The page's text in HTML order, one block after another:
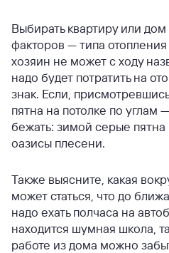
Выбирать квартиру или
факторов — типа отопления
хозяин не может с ходу
надо будет потратить на
знак. Если,
пятна на потолке по углам
бежать: зимой серые пятна
оазисы плесени.
Также выясните, какая
может статься, что до
надо ехать полчаса на
находится шумная школа,
работе из дома можно